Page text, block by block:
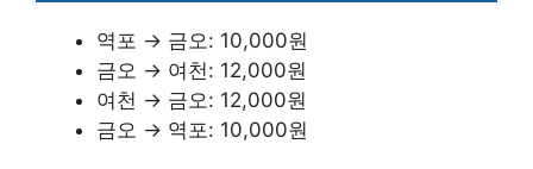
역포 → 금오: 10,000원
금오 → 여천: 12,000원
여천 → 금오: 12,000원
금오 → 역포: 10,000원